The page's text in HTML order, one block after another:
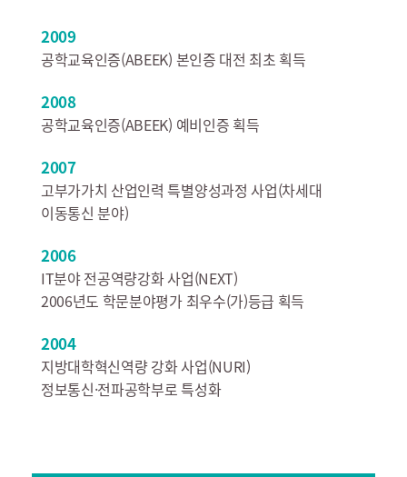
2009
공학교육인증(ABEEK) 본인증 대전 최초 획득
2008
공학교육인증(ABEEK) 예비인증 획득
2007
고부가가치 산업인력 특별양성과정 사업(차세대
이동통신 분야)
2006
IT분야 전공역량강화 사업(NEXT)
2006년도 학문분야평가 최우수(가)등급 획득
2004
지방대학혁신역량 강화 사업(NURI)
정보통신·전파공학부로 특성화